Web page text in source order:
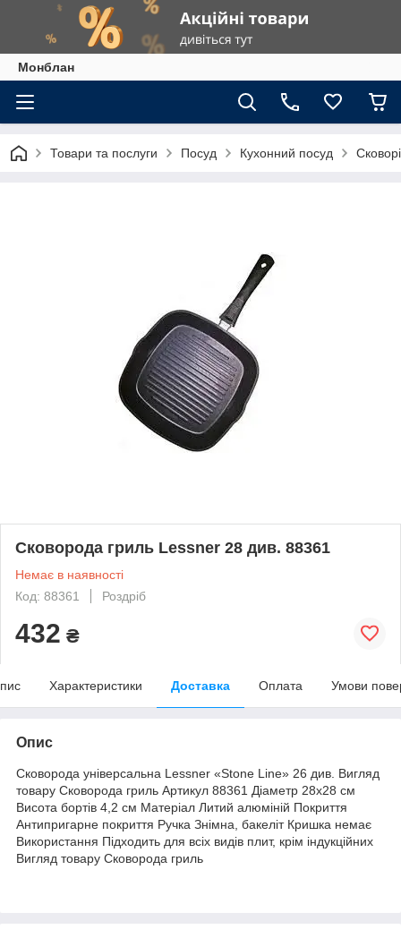
Монблан
Товари та послуги Посуд Кухонний посуд
Сковорода гриль Lessner 28 див. 88361
Немає в наявності
Код: 88361
Роздріб
432 ₴
Характеристики Доставка Оплата Умови
Опис
Сковорода універсальна Lessner «Stone Line» 26 див. Вигляд
товару Сковорода гриль Артикул 88361 Діаметр 28x28 см
Висота бортів 4,2 см Матеріал Литий алюміній Покриття
Антипригарне покриття Ручка Знімна, бакеліт Кришка немає
Використання Підходить для всіх видів плит, крім індукційних
Вигляд товару Сковорода гриль